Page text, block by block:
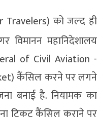
Travelers) को जल्‍द ही
विमानन महानिदेशालय
of Civil Aviation -
कैंसिल करने पर लगने
बनाई है. नियामक का